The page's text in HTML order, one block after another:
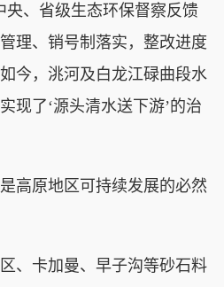
央、省级生态环保督察反馈
理、销号制落实，整改进度
今，洮河及白龙江碌曲段水
现了‘源头清水送下游’的治
原地区可持续发展的必然
卡加曼、早子沟等砂石料